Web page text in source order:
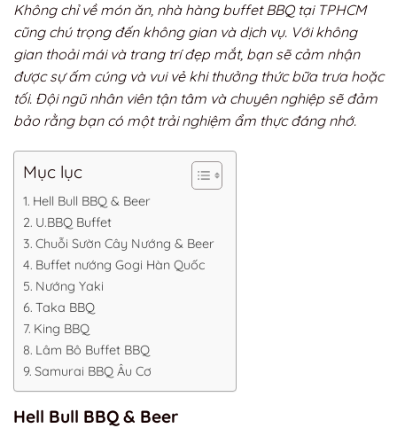
Không chỉ về món ăn, nhà hàng buffet BBQ tại TPHCM
cũng chú trọng đến không gian và dịch vụ. Với không
gian thoải mái và trang trí đẹp mắt, bạn sẽ cảm nhận
được sự ấm cúng và vui vẻ khi thưởng thức bữa trưa hoặc
tối. Đội ngũ nhân viên tận tâm và chuyên nghiệp sẽ đảm
bảo rằng bạn có một trải nghiệm ẩm thực đáng nhớ.
Mục lục
Hell Bull BBQ & Beer
U.BBQ Buffet
Chuỗi Sườn Cây Nướng & Beer
Buffet nướng Gogi Hàn Quốc
Nướng Yaki
Taka BBQ
King BBQ
Lâm Bô Buffet BBQ
Samurai BBQ Âu Cơ
Hell Bull BBQ & Beer